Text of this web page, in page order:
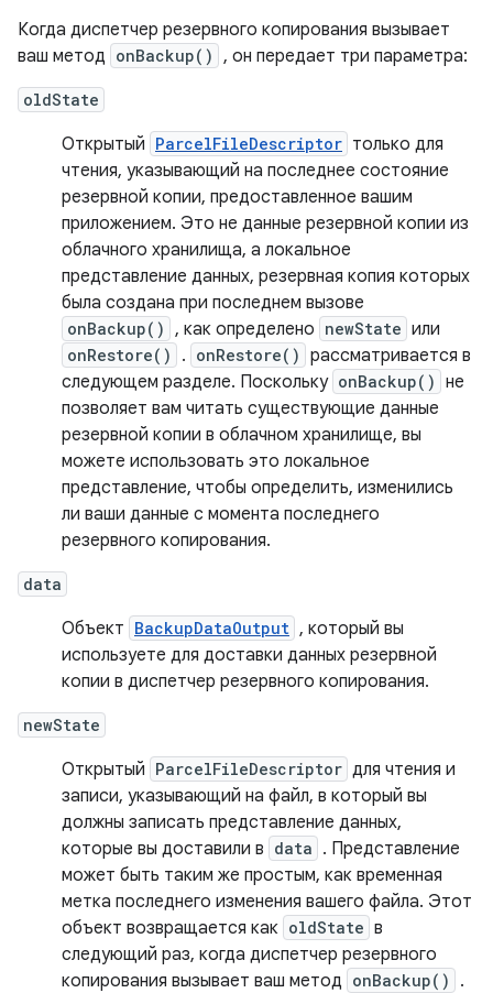
Когда диспетчер резервного копирования вызывает
ваш метод onBackup() , он передает три параметра:
oldState
Открытый ParcelFileDescriptor только для
чтения, указывающий на последнее состояние
резервной копии, предоставленное вашим
приложением. Это не данные резервной копии из
облачного хранилища, а локальное
представление данных, резервная копия которых
была создана при последнем вызове
onBackup() , как определено newState или
onRestore() . onRestore() рассматривается в
следующем разделе. Поскольку onBackup() не
позволяет вам читать существующие данные
резервной копии в облачном хранилище, вы
можете использовать это локальное
представление, чтобы определить, изменились
ли ваши данные с момента последнего
резервного копирования.
data
Объект BackupDataOutput , который вы
используете для доставки данных резервной
копии в диспетчер резервного копирования.
newState
Открытый ParcelFileDescriptor для чтения и
записи, указывающий на файл, в который вы
должны записать представление данных,
которые вы доставили в data . Представление
может быть таким же простым, как временная
метка последнего изменения вашего файла. Этот
объект возвращается как oldState в
следующий раз, когда диспетчер резервного
копирования вызывает ваш метод onBackup()
.